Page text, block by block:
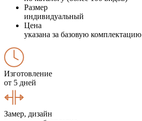
Размер
индивидуальный
Цена
указана за базовую комплектацию
Изготовление
от 5 дней
Замер, дизайн